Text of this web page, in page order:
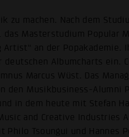
zu machen. Nach dem
das Masterstudium Popular
Artist“ an der Popakademie.
Albumcharts ein.
Marcus Wüst. Das
den Musikbusiness-Alumni
in dem heute mit Stefan
and Creative Industries
Tsoungui und Hannes